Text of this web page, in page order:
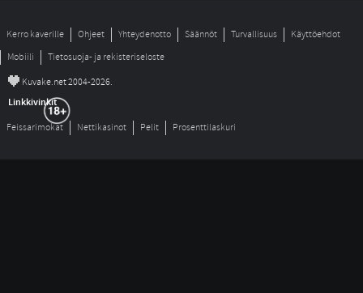
Kerro kaverille Ohjeet Yhteydenotto Säännöt Turvallisuus
Käyttöehdot
Mobiili
Tietosuoja- ja rekisteriseloste
© Kuvake.net 2004-2026.
Linkkivinkit
Feissarimokat Nettikasinot Pelit Prosenttilaskuri